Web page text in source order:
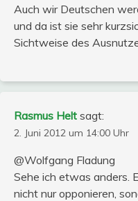
Auch wir Deutschen
und da ist sie sehr
Sichtweise des
Rasmus Helt sagt:
2. Juni 2012 um 14:00 Uhr
@Wolfgang Fladung
Sehe ich etwas anders.
nicht nur opponieren,